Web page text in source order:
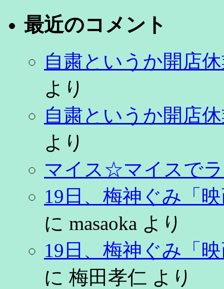
最近のコメント
自粛というか開店
より
自粛というか開店
より
マイス☆マイスで
19日、梅神ぐみ「
に masaoka より
19日、梅神ぐみ「
に 梅田孝仁 より